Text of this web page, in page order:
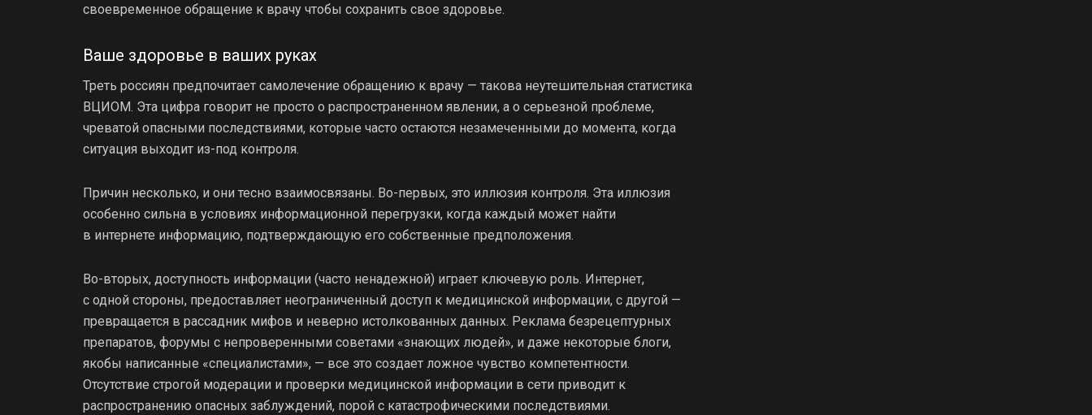
своевременное обращение к врачу чтобы сохранить свое здоровье.
Ваше здоровье в ваших руках
Треть россиян предпочитает самолечение обращению к врачу — такова неутешительная статистика
ВЦИОМ. Эта цифра говорит не просто о распространенном явлении, а о серьезной проблеме,
чреватой опасными последствиями, которые часто остаются незамеченными до момента, когда
ситуация выходит из-под контроля.
Причин несколько, и они тесно взаимосвязаны. Во-первых, это иллюзия контроля. Эта иллюзия
особенно сильна в условиях информационной перегрузки, когда каждый может найти
в интернете информацию, подтверждающую его собственные предположения.
Во-вторых, доступность информации (часто ненадежной) играет ключевую роль. Интернет,
с одной стороны, предоставляет неограниченный доступ к медицинской информации, с другой —
превращается в рассадник мифов и неверно истолкованных данных. Реклама безрецептурных
препаратов, форумы с непроверенными советами «знающих людей», и даже некоторые блоги,
якобы написанные «специалистами», — все это создает ложное чувство компетентности.
Отсутствие строгой модерации и проверки медицинской информации в сети приводит к
распространению опасных заблуждений, порой с катастрофическими последствиями.